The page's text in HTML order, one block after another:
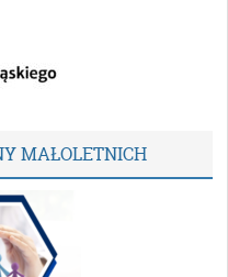
MAŁOLETNICH